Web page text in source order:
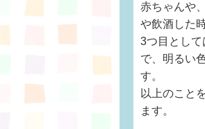
赤ちゃんや
や飲酒した
3つ目とし
で、明るい
す。
以上のこと
ます。